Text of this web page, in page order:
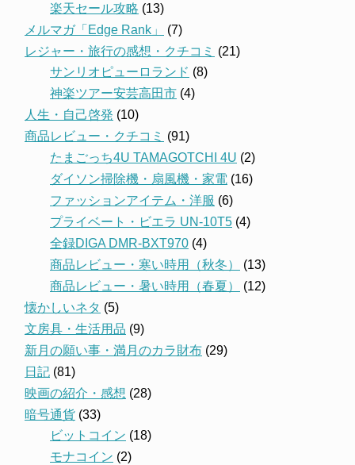
楽天セール攻略 (13)
メルマガ「Edge Rank」
(7)
レジャー・旅行の感想・クチコミ (21)
サンリオピューロランド (8)
神楽ツアー安芸高田市 (4)
人生・自己啓発 (10)
商品レビュー・クチコミ (91)
たまごっち4U TAMAGOTCHI 4U (2)
ダイソン掃除機・扇風機・家電 (16)
ファッションアイテム・洋服 (6)
プライベート・ビエラ UN-10T5 (4)
全録DIGA DMR-BXT970 (4)
商品レビュー・寒い時用（秋冬）
(13)
商品レビュー・暑い時用（春夏）
(12)
懐かしいネタ (5)
文房具・生活用品 (9)
新月の願い事・満月のカラ財布 (29)
日記 (81)
映画の紹介・感想 (28)
暗号通貨 (33)
ビットコイン (18)
モナコイン (2)